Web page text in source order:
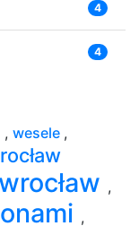
4
4
, wesele ,
,
,